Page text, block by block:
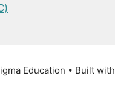
Education • Built with